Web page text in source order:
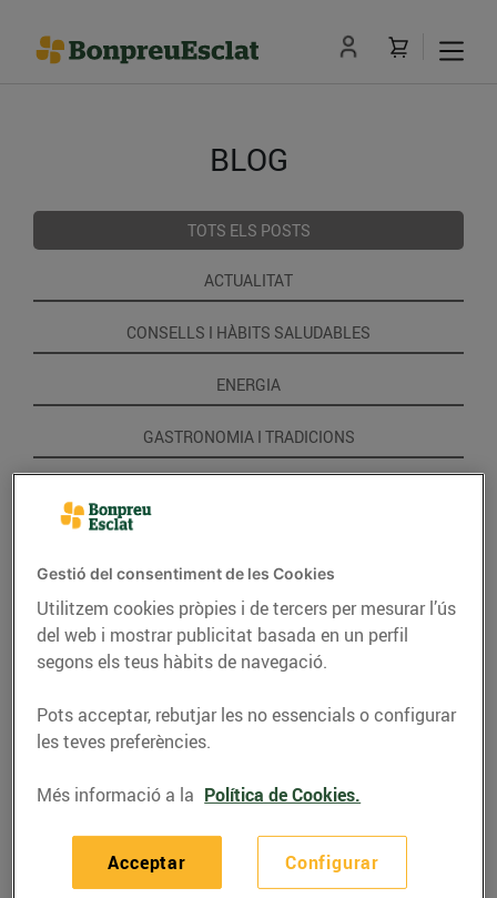
BLOG
TOTS ELS POSTS
ACTUALITAT
CONSELLS I HÀBITS SALUDABLES
ENERGIA
GASTRONOMIA I TRADICIONS
Farcellets de massa
Gestió del consentiment de les Cookies
Utilitzem cookies pròpies i de tercers per mesurar l’ús
del web i mostrar publicitat basada en un perfil
segons els teus hàbits de navegació.
Pots acceptar, rebutjar les no essencials o configurar
les teves preferències.
Més informació a la Política de Cookies.
Configurar
Acceptar